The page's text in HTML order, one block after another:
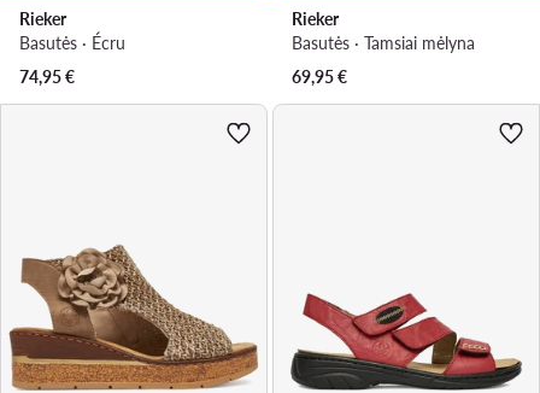
Rieker
Basutės · Écru
74,95€
Rieker
Basutės · Tamsiai mėlyna
69,95€